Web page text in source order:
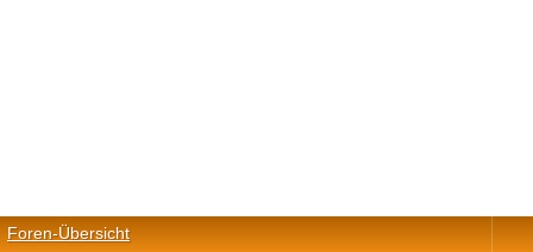
Foren-Übersicht